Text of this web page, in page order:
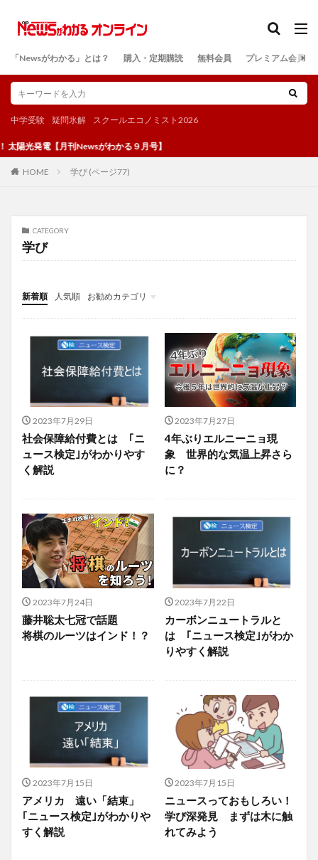
「Newsがわかる」とは？ 購入・定期購読 無料会員 プレミアム会員
中学受験 疑問氷解 スクールエコノミスト2026
陽光発電【月刊Newsがわかる９月号】
HOME 学び (ページ77)
CATEGORY
学び
新着順 人気順
お勧めカテゴリ
投稿
学び
マンガ
電子書籍
2023年7月29日
社会保障給付費とは ｢ニ
ュース検定｣がわかりやす
く解説
2023年7月27日
4年ぶりエルニーニョ現
象 世界的な気温上昇さら
に？
2023年7月24日
藤井聡太七冠で話題
将棋のルーツはインド！？
2023年7月22日
カーボンニュートラルと
は ｢ニュース検定｣がわか
りやすく解説
2023年7月15日
アメリカ 遠い「結束」
｢ニュース検定｣がわかりや
すく解説
2023年7月15日
ニュースっておもしろい！
学び深発見 まずは木に触
れてみよう
検索